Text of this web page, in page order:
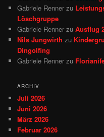
Gabriele Renner zu
Löschgruppe
Gabriele Renner zuAusflug
Nils Jungwirth zu
Dingolfing
Gabriele Renner zu
ARCHIV
Juli 2026
Juni 2026
März 2026
Februar 2026